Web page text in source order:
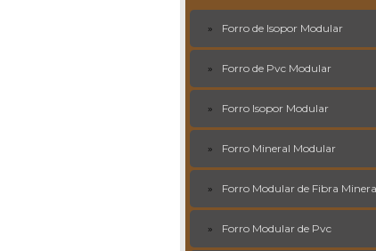
Forro de Isopor Modular
Forro de Pvc Modular
Forro Isopor Modular
Forro Mineral Modular
Forro Modular de Fibra
Forro Modular de Pvc